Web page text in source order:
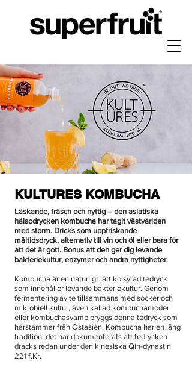
KULTURES KOMBUCHA
Läskande, fräsch och nyttig – den asiatiska
hälsodrycken kombucha har tagit västvärlden
med storm. Dricks som uppfriskande
måltidsdryck, alternativ till vin och öl eller bara för
att det är gott. Bonus att den ger dig levande
bakteriekultur, enzymer och andra nyttigheter.
Kombucha är en naturligt lätt kolsyrad tedryck
som innehåller levande bakteriekultur. Genom
fermentering av te tillsammans med socker och
mikrobiell kultur, även kallad kombuchamoder
eller kombuchasvamp bryggs denna tedryck som
härstammar från Östasien. Kombucha har en lång
tradition, det har dokumenterats att tedrycken
dracks redan under den kinesiska Qin-dynastin
221 f.Kr.